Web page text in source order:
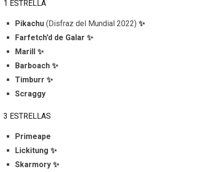
1 ESTRELLA
Pikachu (Disfraz del Mundial 2022) ✨
Farfetch’d de Galar ✨
Marill ✨
Barboach ✨
Timburr ✨
Scraggy
3 ESTRELLAS
Primeape
Lickitung ✨
Skarmory ✨